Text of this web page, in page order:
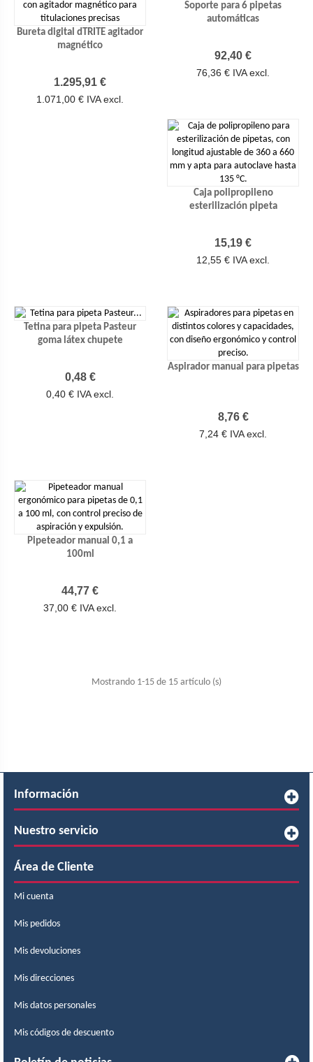
Bureta digital dTRITE agitador
magnético
Precio
1.295,91 €
1.071,00 € IVA excl.
Soporte para 6 pipetas
automáticas
Precio
92,40 €
76,36 € IVA excl.
Caja polipropileno
esterilización pipeta
Precio
15,19 €
12,55 € IVA excl.
Tetina para pipeta Pasteur
goma látex chupete
Precio
0,48 €
0,40 € IVA excl.
Aspirador manual para pipetas
Precio
8,76 €
7,24 € IVA excl.
Pipeteador manual 0,1 a
100ml
Precio
44,77 €
37,00 € IVA excl.
Mostrando 1-15 de 15 artículo (s)
Información
Nuestro servicio
Área de Cliente
Mi cuenta
Mis pedidos
Mis devoluciones
Mis direcciones
Mis datos personales
Mis códigos de descuento